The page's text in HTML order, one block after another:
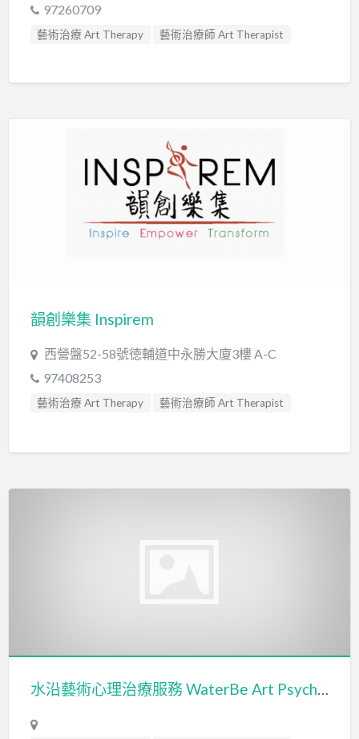
97260709
藝術治療 Art Therapy 藝術治療師 Art Therapist
韻創樂集 Inspirem
西營盤52-58號徳輔道中永勝大廈3樓 A-C
97408253
藝術治療 Art Therapy
藝術治療師 Art Therapist
水沿藝術心理治療服務 WaterBe Art Psychotherapy Services